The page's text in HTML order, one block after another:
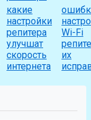
какие
настройки
репитера
улучшат
скорость
интернета
Wi-Fi
их